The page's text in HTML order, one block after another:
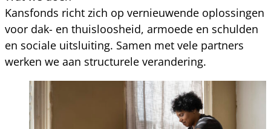
Kansfonds richt zich op vernieuwende oplossingen
voor dak- en thuisloosheid, armoede en schulden
en sociale uitsluiting. Samen met vele partners
werken we aan structurele verandering.